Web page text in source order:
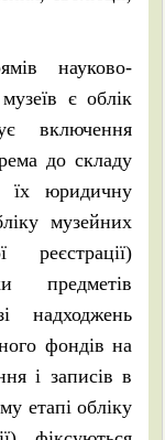
науково-
є облік
включення
до складу
їх юридичну
музейних
реєстрації)
предметів
надходжень
фондів на
і записів в
етапі обліку